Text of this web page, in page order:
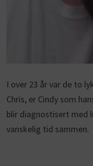
I over 23 år var de to
Chris, er Cindy som
blir diagnostisert med
vanskelig tid sammen.